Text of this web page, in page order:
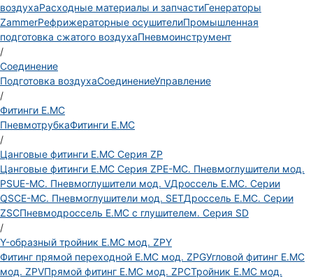
воздухаРасходные материалы и запчастиГенераторы
ZammerРефрижераторные осушителиПромышленная
подготовка сжатого воздухаПневмоинструмент
/
Соединение
Подготовка воздухаСоединениеУправление
/
Фитинги E.MC
ПневмотрубкаФитинги E.MC
/
Цанговые фитинги E.MC Серия ZP
Цанговые фитинги E.MC Серия ZPE-MC. Пневмоглушители мод.
PSUE-MC. Пневмоглушители мод. VДроссель E.MC. Серии
QSCE-MC. Пневмоглушители мод. SETДроссель E.MC. Серии
ZSCПневмодроссель E.MC с глушителем. Серия SD
/
Y-образный тройник E.MC мод. ZPY
Фитинг прямой переходной E.MC мод. ZPGУгловой фитинг E.MC
мод. ZPVПрямой фитинг E.MC мод. ZPCТройник E.MC мод.